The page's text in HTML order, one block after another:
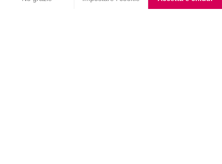
Nutrition & Sante' Italia Spa